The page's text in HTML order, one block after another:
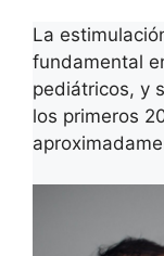
La
fundamental
pediátricos, y
los primeros